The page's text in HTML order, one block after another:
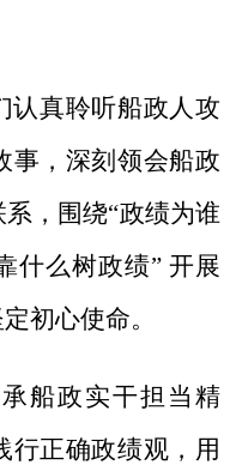
认真聆听船政人攻
事，深刻领会船政
，围绕“政绩为谁
什么树政绩” 开展
初心使命。
船政实干担当精
行正确政绩观，用